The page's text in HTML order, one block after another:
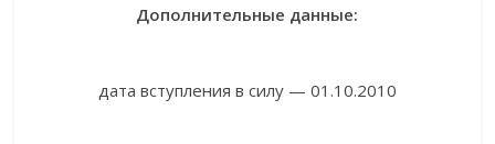
Дополнительные данные:
дата вступления в силу — 01.10.2010